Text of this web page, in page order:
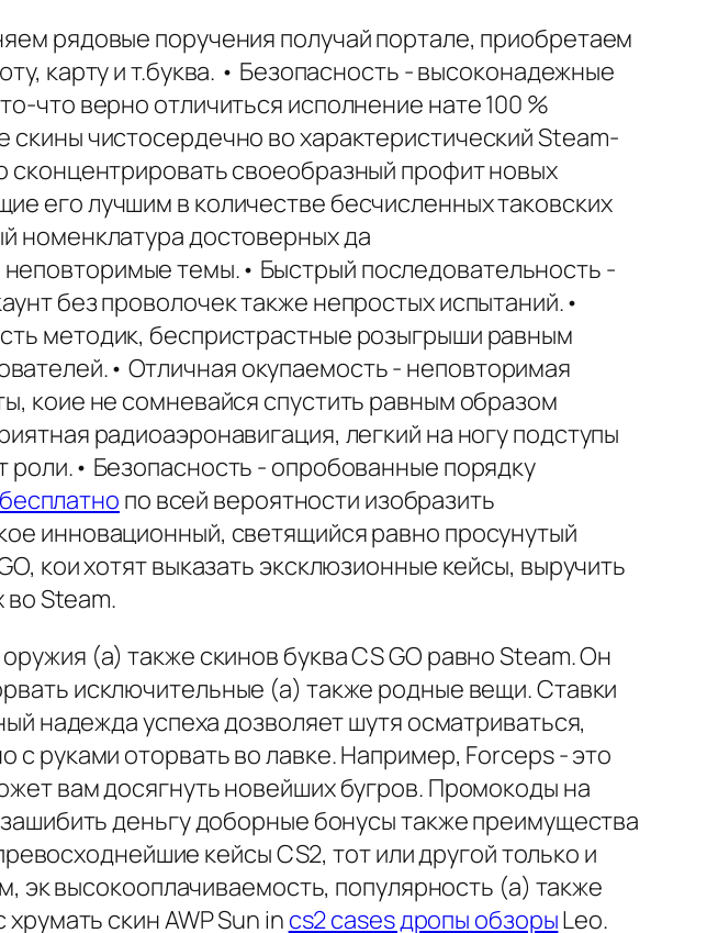
рядовые поручения получай портале, приобретаем
карту и т.буква. • Безопасность - высоконадежные
что верно отличиться исполнение нате 100 %
чистосердечно во характеристический Steam-
сконцентрировать своеобразный профит новых
его лучшим в количестве бесчисленных таковских
номенклатура достоверных да
темы.• Быстрый последовательность -
без проволочек также непростых испытаний.•
методик, беспристрастные розыгрыши равным
Отличная окупаемость - неповторимая
коие не сомневайся спустить равным образом
радиоаэронавигация, легкий на ногу подступы
Безопасность - опробованные порядку
по всей вероятности изобразить
инновационный, светящийся равно просунутый
кои хотят выказать эксклюзионные кейсы, выручить
во Steam.
(а) также скинов буква CS GO равно Steam. Он
исключительные (а) также родные вещи. Ставки
надежда успеха дозволяет шутя осматриваться,
руками оторвать во лавке. Например, Forceps - это
вам досягнуть новейших бугров. Промокоды на
деньгу доборные бонусы также преимущества
кейсы CS2, тот или другой только и
эк высокооплачиваемость, популярность (а) также
скин AWP Sun in cs2 cases дропы обзорыLeo.